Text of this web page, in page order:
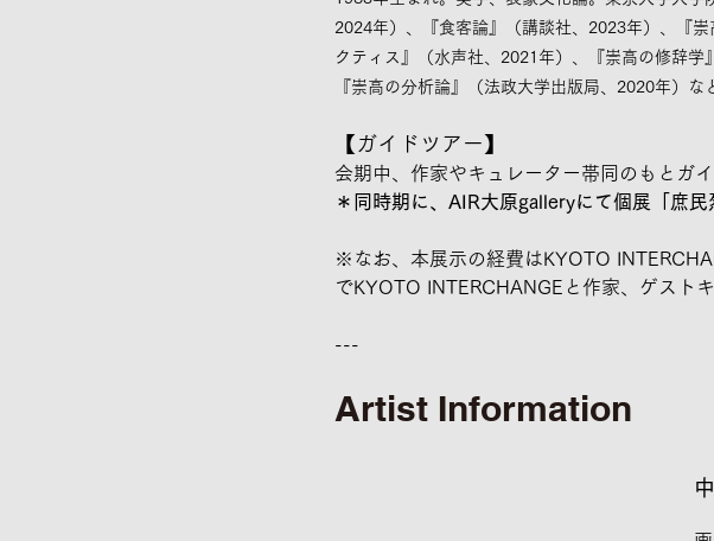
2024年）、『食客論』（講談社、2023年）、『
クティス』（水声社、2021年）、『崇高の修辞
『崇高の分析論』（法政大学出版局、2020年）な
【ガイドツアー】
会期中、作家やキュレーター帯同のもとガ
＊同時期に、AIR大原galleryにて個展「庶
※なお、本展示の経費はKYOTO
でKYOTO INTERCHANGEと作家、ゲスト
---
Artist Information